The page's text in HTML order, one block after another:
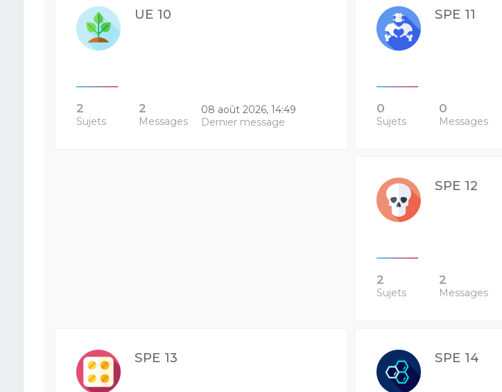
UE 10
2
Sujets
2
Messages
08 août 2026, 14:49
Dernier message
SPE 11
0
Sujets
0
Messages
SPE 12
2
Sujets
2
Messages
SPE 13 SPE 14